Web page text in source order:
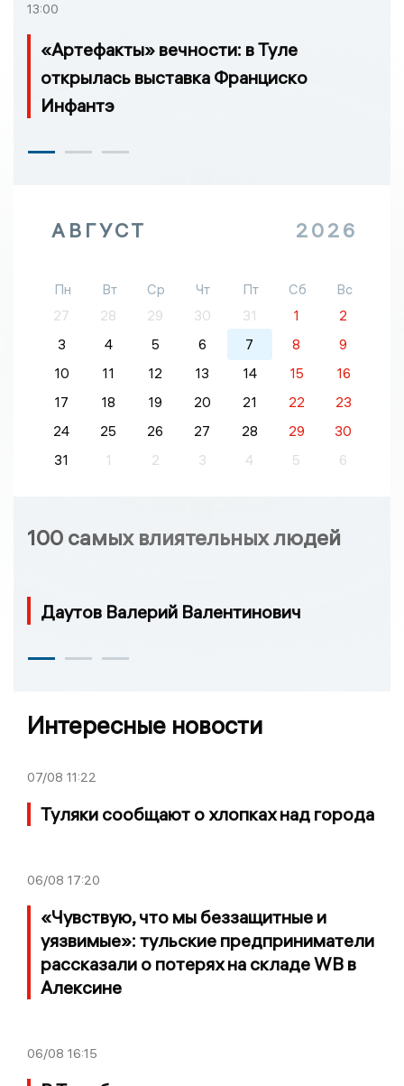
13:00
«Артефакты» вечности: в Туле
открылась выставка Франциско
Инфантэ
АВГУСТ 2026
Пн Вт Ср Чт Пт Сб
Вс
27
28 29 30 31 1
2
3
4 5 6 7 8
9
10
11 12 13 14 15
16
17
18 19 20 21 22
23
24
25 26 27 28 29
30
31
1 2 3 4 5 6
100 самых влиятельных людей
Даутов Валерий Валентинович
Интересные новости
07/08 11:22
Туляки сообщают о хлопках над города
06/08 17:20
«Чувствую, что мы беззащитные и
уязвимые»: тульские предприниматели
рассказали о потерях на складе WB в
Алексине
06/08 16:15